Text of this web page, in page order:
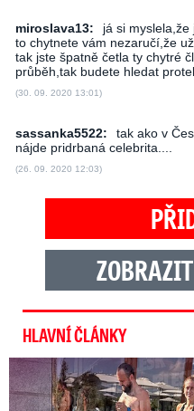
miroslava13:
já si
to chytnete vám nezaručí,že
tak jste špatně četla ty chytré
průběh,tak budete hledat
(30. 09. 2020 13:01)
sassanka5522:
tak ako v
nájde pridrbaná celebrita....
(26. 09. 2020 12:03)
HLAVNÍ ČLÁNKY
Exministryně s Havránkem